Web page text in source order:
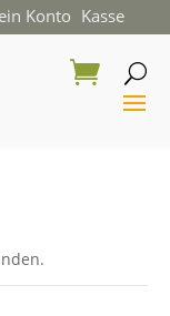
Konto Kasse